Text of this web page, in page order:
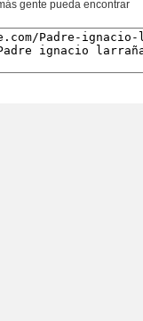
gente pueda encontrar